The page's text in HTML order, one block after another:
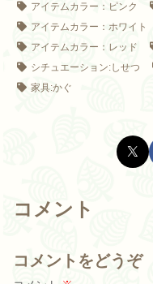
アイテムカラー：ピンク
アイテムカラー：ホワイト
アイテムカラー：レッド
シチュエーション:しせつ
家具:かぐ
コメント
コメントをどうぞ